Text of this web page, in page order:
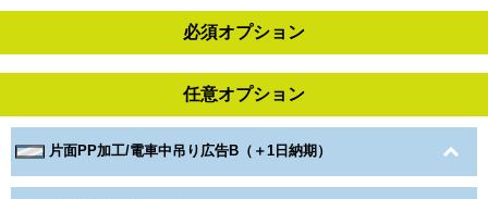
必須オプション
任意オプション
片面PP加工/電車中吊り広告B（＋1日納期）